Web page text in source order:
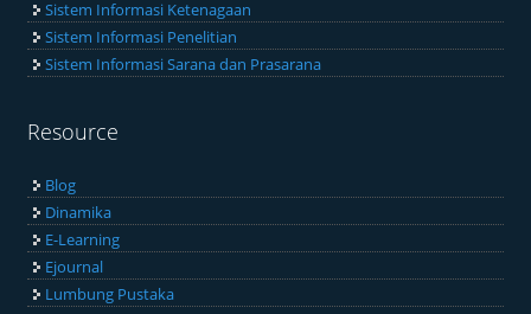
Sistem Informasi Ketenagaan
Sistem Informasi Penelitian
Sistem Informasi Sarana dan Prasarana
Resource
Blog
Dinamika
E-Learning
Ejournal
Lumbung Pustaka